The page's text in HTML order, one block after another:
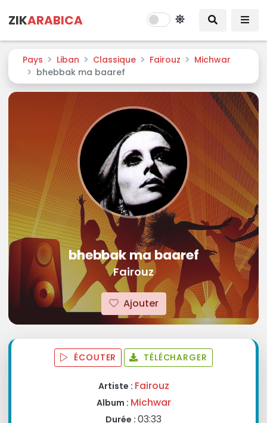
ZIKARABICA
Pays Liban Classique Fairouz
Michwar
bhebbak ma baaref
bhebbak ma baaref
Fairouz
Ajouter
ÉCOUTER TÉLÉCHARGER
Artiste : Fairouz
Album : Michwar
Durée : 03:33